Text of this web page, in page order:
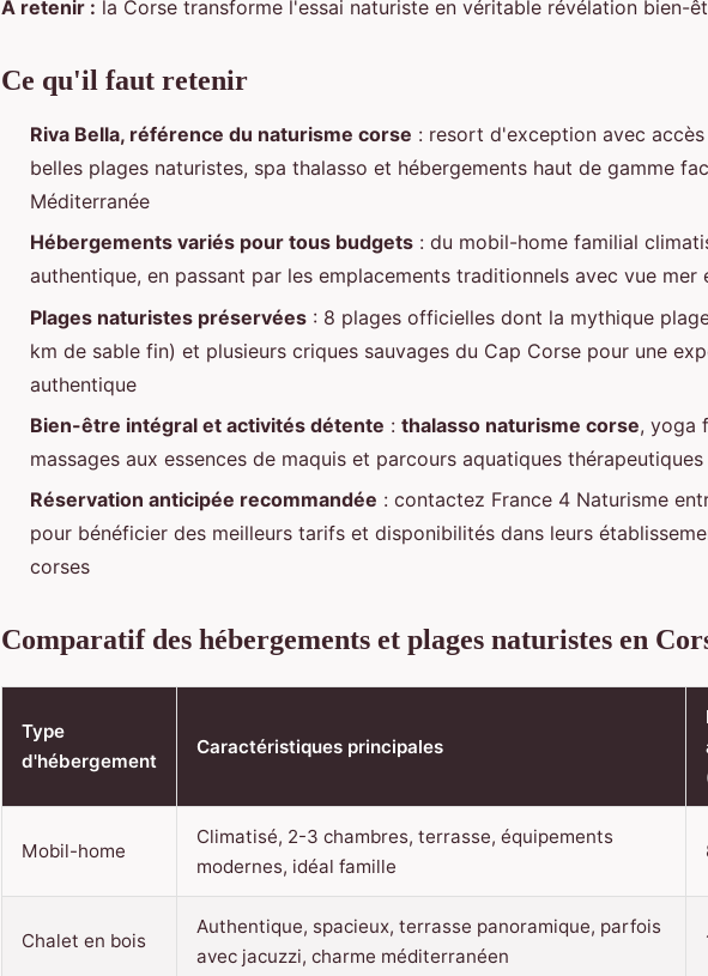
À retenir : la Corse transforme l'essai naturiste en véritable révélation bien-
Ce qu'il faut retenir
Riva Bella, référence du naturisme corse : resort d'exception avec
belles plages naturistes, spa thalasso et hébergements haut de gamme
Méditerranée
Hébergements variés pour tous budgets : du mobil-home familial
authentique, en passant par les emplacements traditionnels avec vue mer
Plages naturistes préservées : 8 plages officielles dont la mythique
km de sable fin) et plusieurs criques sauvages du Cap Corse pour une
authentique
Bien-être intégral et activités détente : thalasso naturisme corse, yoga
massages aux essences de maquis et parcours aquatiques thérapeutiques
Réservation anticipée recommandée : contactez France 4 Naturisme
pour bénéficier des meilleurs tarifs et disponibilités dans leurs
corses
Comparatif des hébergements et plages naturistes en
Type
d'hébergement
Caractéristiques principales
Mobil-home
Climatisé, 2-3 chambres, terrasse, équipements
modernes, idéal famille
Chalet en bois
Authentique, spacieux, terrasse panoramique, parfois
avec jacuzzi, charme méditerranéen